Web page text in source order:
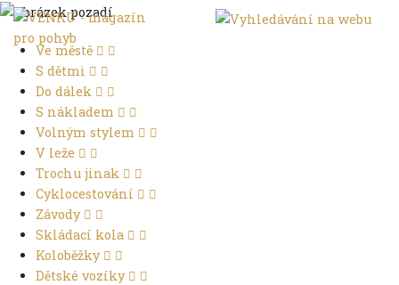
Ve městě
S dětmi
Do dálek
S nákladem
Volným stylem
V leže
Trochu jinak
Cyklocestování
Závody
Skládací kola
Koloběžky
Dětské vozíky